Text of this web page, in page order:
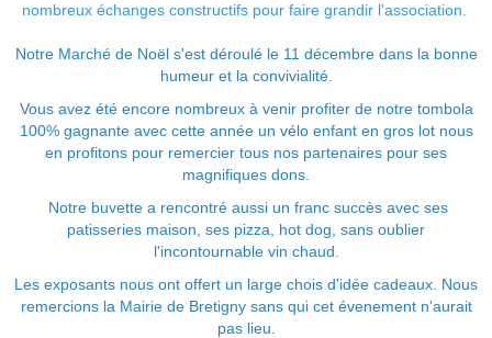
nombreux échanges constructifs pour faire grandir l'association.
Notre Marché de Noël s'est déroulé le 11 décembre dans la bonne
humeur et la convivialité.
Vous avez été encore nombreux à venir profiter de notre tombola
100% gagnante avec cette année un vélo enfant en gros lot nous
en profitons pour remercier tous nos partenaires pour ses
magnifiques dons.
Notre buvette a rencontré aussi un franc succès avec ses
patisseries maison, ses pizza, hot dog, sans oublier
l'incontournable vin chaud.
Les exposants nous ont offert un large chois d'idée cadeaux. Nous
remercions la Mairie de Bretigny sans qui cet évenement n'aurait
pas lieu.